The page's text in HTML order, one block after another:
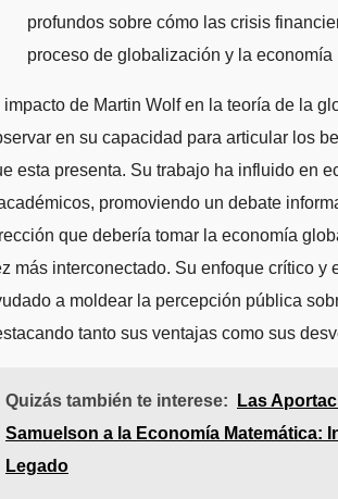
profundos sobre cómo las crisis
proceso de globalización y la economía
impacto de Martin Wolf en la teoría de la
en su capacidad para articular los
esta presenta. Su trabajo ha influido en
promoviendo un debate
que debería tomar la economía
más interconectado. Su enfoque crítico y
a moldear la percepción pública
tanto sus ventajas como sus
Quizás también te interese:
Las
Samuelson a la Economía Matemática:
Legado